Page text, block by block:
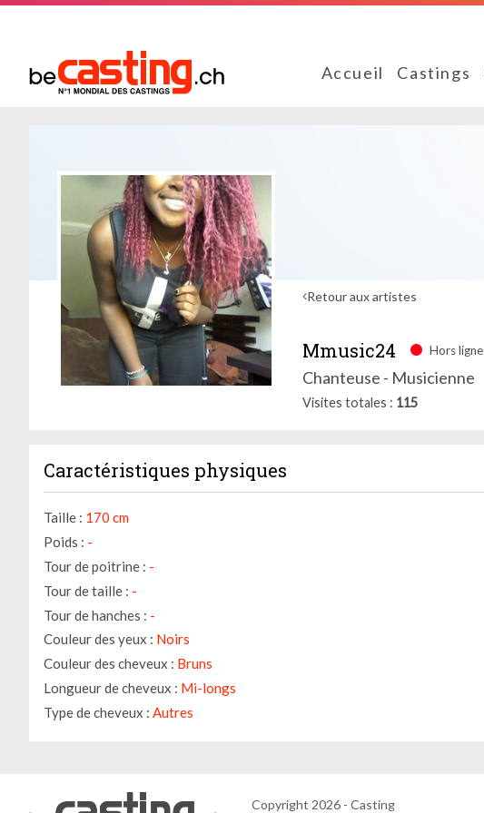
Accueil Castings
Retour aux artistes
Mmusic24 Hors ligne
Chanteuse - Musicienne
Visites totales 115
Caractéristiques physiques
Taille : 170 cm
Poids : -
Tour de poitrine : -
Tour de taille : -
Tour de hanches : -
Couleur des yeux : Noirs
Couleur des cheveux : Bruns
Longueur de cheveux : Mi-longs
Type de cheveux : Autres
Copyright 2026 - Casting